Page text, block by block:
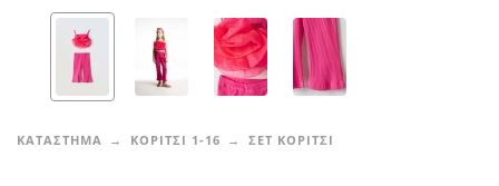
ΚΑΤΑΣΤΗΜΑ ΚΟΡΙΤΣΙ 1-16 ΣΕΤ ΚΟΡΙΤΣΙ